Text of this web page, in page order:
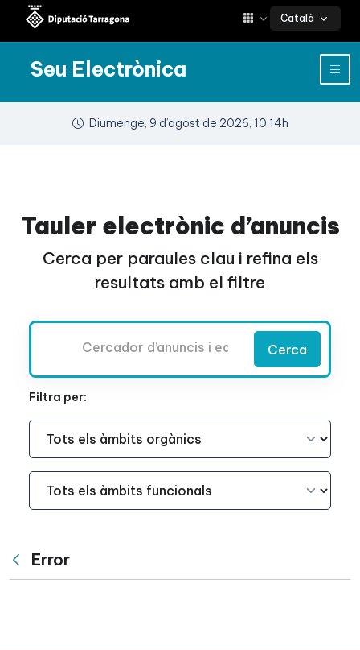
Català
Seu Electrònica
Diumenge, 9 d’agost de 2026, 10:14h
Tauler electrònic d’anuncis
Cerca per paraules clau i refina els
resultats amb el filtre
Cerca
Filtra per:
Àmbit Funcional
Àmbit Funcional
Vés enrere
Error